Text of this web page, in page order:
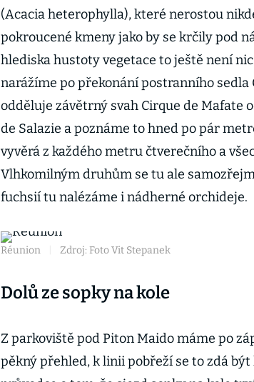
(Acacia heterophylla), které nerostou
pokroucené kmeny jako by se krčily pod
hlediska hustoty vegetace to ještě není
narážíme po překonání postranního sedla
odděluje závětrný svah Cirque de Mafate
de Salazie a poznáme to hned po pár
vyvěrá z každého metru čtverečního a
Vlhkomilným druhům se tu ale
fuchsií tu nalézáme i nádherné orchideje.
Réunion Zdroj: Foto Vit Stepanek
Dolů ze sopky na kole
Z parkoviště pod Piton Maido máme po
pěkný přehled, k linii pobřeží se to zdá být